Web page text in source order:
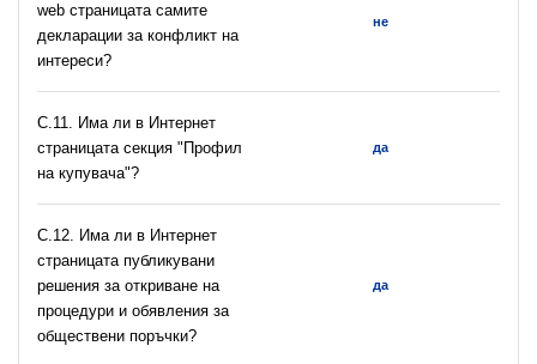
web страницата самите
декларации за конфликт на
интереси?
не
C.11. Има ли в Интернет
страницата секция "Профил
на купувача"?
да
С.12. Има ли в Интернет
страницата публикувани
решения за откриване на
процедури и обявления за
обществени поръчки?
да